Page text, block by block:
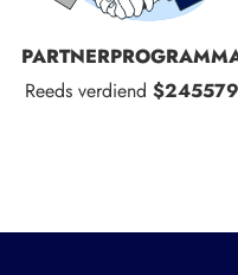
Reeds verdiend $245579